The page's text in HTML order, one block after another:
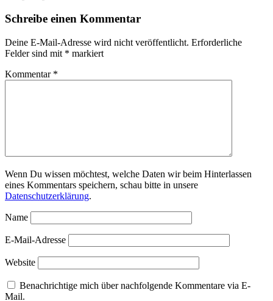
Schreibe einen Kommentar
Deine E-Mail-Adresse wird nicht veröffentlicht. Erforderliche
Felder sind mit * markiert
Kommentar *
Wenn Du wissen möchtest, welche Daten wir beim Hinterlassen
eines Kommentars speichern, schau bitte in unsere
Datenschutzerklärung.
Name
E-Mail-Adresse
Website
Benachrichtige mich über nachfolgende Kommentare via E-
Mail.